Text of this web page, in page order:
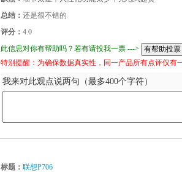
总结： 还是很不错的
评分： 4.0
此信息对你有帮助吗？若有请投我一票 --->
特别提醒：为确保数据真实性，同一产品所有点评仅有
我来对此观点说两句（最多400个字符）
标题： 联想P706